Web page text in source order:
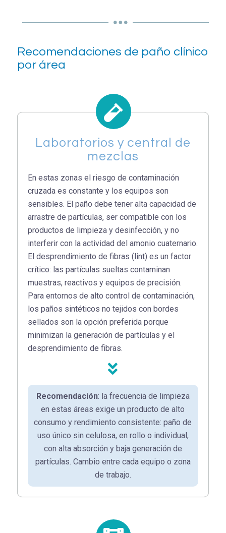
Recomendaciones de paño clínico
por área
Laboratorios y central de
mezclas
En estas zonas el riesgo de contaminación
cruzada es constante y los equipos son
sensibles. El paño debe tener alta capacidad de
arrastre de partículas, ser compatible con los
productos de limpieza y desinfección, y no
interferir con la actividad del amonio cuaternario.
El desprendimiento de fibras (lint) es un factor
crítico: las partículas sueltas contaminan
muestras, reactivos y equipos de precisión.
Para entornos de alto control de contaminación,
los paños sintéticos no tejidos con bordes
sellados son la opción preferida porque
minimizan la generación de partículas y el
desprendimiento de fibras.
Recomendación: la frecuencia de limpieza
en estas áreas exige un producto de alto
consumo y rendimiento consistente: paño de
uso único sin celulosa, en rollo o individual,
con alta absorción y baja generación de
partículas. Cambio entre cada equipo o zona
de trabajo.